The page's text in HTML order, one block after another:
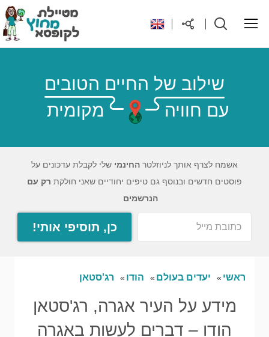
יעדים בעולם
טיפים והנחות לטיול
אודות
שילוב של החיים הטובים
עם חוויה
מקומית
אשמח לצרף אותך לניוזלטר החינמי שלי לקבלת עדכונים על
פוסטים חדשים ובנוסף גם טיפים יחודיים שאני חולקת רק עם
הנרשמים
כן, תוסיפי אותי!
ראשי יעדים בעולם הודו רג'סטאן
מידע על העיר אגרה, רג'סטאן
הודו – דברים לעשות באגרה